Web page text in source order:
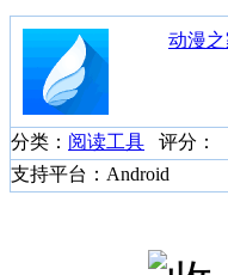
动漫
分类： 阅读工具 评分：
支持平台：Android